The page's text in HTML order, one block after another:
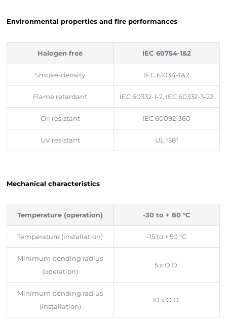
Environmental properties and fire performances
Halogen free IEC 60754-1&2
Smoke-density IEC 61034-1&2
Flame retardant IEC 60332-1-2, IEC 60332-3-22
Oil resistant IEC 60092-360
UV resistant UL 1581
Mechanical characteristics
Temperature (operation) -30 to + 80 °C
Temperature (installation) -15 to + 50 °C
Minimum bending radius
(operation)
5 x O.D.
Minimum bending radius
(installation)
10 x O.D.